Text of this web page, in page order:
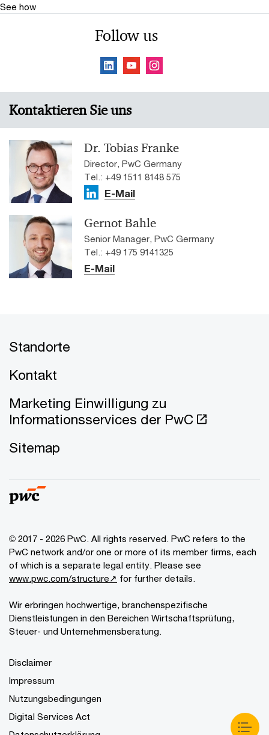
See how
Follow us
Kontaktieren Sie uns
Dr. Tobias Franke
Director, PwC Germany
Tel.: +49 1511 8148 575
E-Mail
Gernot Bahle
Senior Manager, PwC Germany
Tel.: +49 175 9141325
E-Mail
Standorte
Kontakt
Marketing Einwilligung zu
Informationsservices der PwC
Sitemap
© 2017 - 2026 PwC. All rights reserved. PwC refers to the
PwC network and/or one or more of its member firms, each
of which is a separate legal entity. Please see
www.pwc.com/structure↗ for further details.
Wir erbringen hochwertige, branchenspezifische
Dienstleistungen in den Bereichen Wirtschaftsprüfung,
Steuer- und Unternehmensberatung.
Disclaimer
Impressum
Nutzungsbedingungen
Digital Services Act